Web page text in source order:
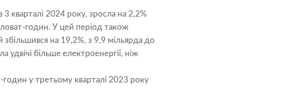
3 кварталі 2024 року, зросла на 2,2%
годин. У цей період також
збільшився на 19,2%, з 9,9 мільярда до
більше електроенергії, ніж
годин у третьому кварталі 2023 року